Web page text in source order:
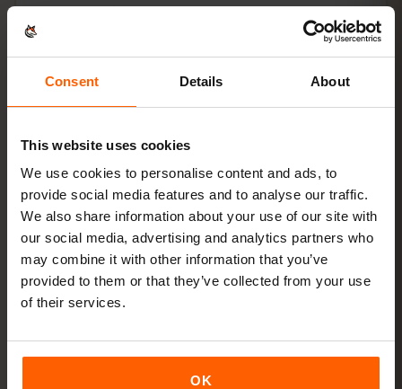
Consent Details About
This website uses cookies
We use cookies to personalise content and ads, to
provide social media features and to analyse our traffic.
We also share information about your use of our site with
our social media, advertising and analytics partners who
may combine it with other information that you’ve
provided to them or that they’ve collected from your use
of their services.
OK
La configuración tarda solo 2 minutos: iPhoneAjustes →
Datos móviles → Añadir eSIM, AndroidRedes e
primer uso, no al comprarlo.
¿Tu dispositivo admite eSIM? Comprueba la
compatibilidad
Cómo activar la eSIM en iPhone (iOS)
Cómo activar la eSIM en Android
(Samsung, Pixel, etc.)